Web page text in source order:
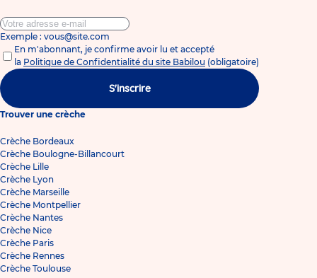
Exemple : vous@site.com
En m'abonnant, je confirme avoir lu et accepté
la Politique de Confidentialité du site Babilou (obligatoire)
S'inscrire
Trouver une crèche
Crèche Bordeaux
Crèche Boulogne-Billancourt
Crèche Lille
Crèche Lyon
Crèche Marseille
Crèche Montpellier
Crèche Nantes
Crèche Nice
Crèche Paris
Crèche Rennes
Crèche Toulouse